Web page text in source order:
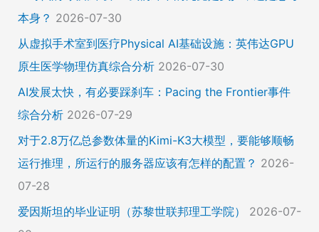
本身？ 2026-07-30
从虚拟手术室到医疗Physical AI基础设施：英伟达GPU
原生医学物理仿真综合分析 2026-07-30
AI发展太快，有必要踩刹车：Pacing the Frontier事件
综合分析 2026-07-29
对于2.8万亿总参数体量的Kimi-K3大模型，要能够顺畅
运行推理，所运行的服务器应该有怎样的配置？ 2026-
07-28
爱因斯坦的毕业证明（苏黎世联邦理工学院）
2026-07-